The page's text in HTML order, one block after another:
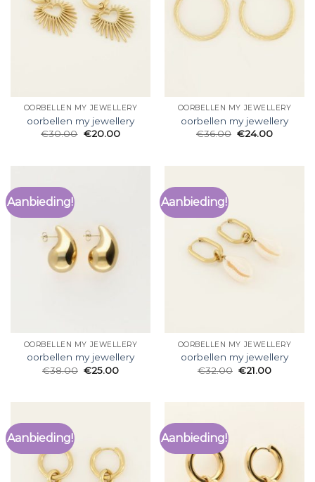
OORBELLEN MY JEWELLERY
oorbellen my jewellery
€30.00 €20.00
OORBELLEN MY JEWELLERY
oorbellen my jewellery
€36.00 €24.00
Aanbieding!
OORBELLEN MY JEWELLERY
oorbellen my jewellery
€38.00 €25.00
Aanbieding!
OORBELLEN MY JEWELLERY
oorbellen my jewellery
€32.00 €21.00
Aanbieding! Aanbieding!